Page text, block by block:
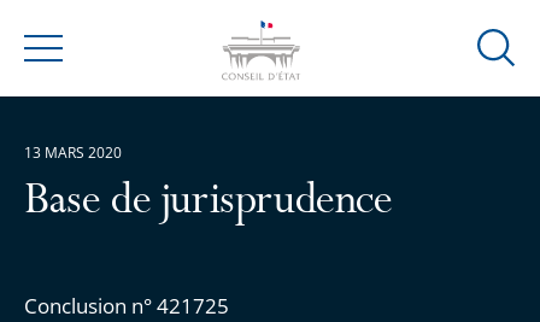
Menu
Ouvrir
Base de jurisprudence
Conclusion n° 421725
13 MARS 2020